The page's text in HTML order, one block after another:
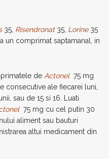
35, Risendronat35, Lorine35
un comprimat saptamanal, in
de Actonel 75 mg
consecutive ale fiecarei luni,
sau de 15 si 16. Luati
75 mg cu cel putin 30
aliment sau bauturi
altui medicament din